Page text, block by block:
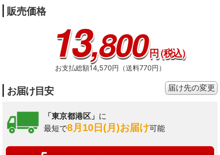
販売価格
13,800円（税込）
お支払総額14,570円（送料770円）
お届け目安
「東京都港区」 に
最短で8月10日(月)お届け可能
届け先の変更